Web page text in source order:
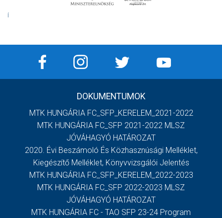
DOKUMENTUMOK
MTK HUNGÁRIA FC_SFP_KERELEM_2021-2022
MTK HUNGÁRIA FC_SFP 2021-2022 MLSZ
JÓVÁHAGYÓ HATÁROZAT
2020. Évi Beszámoló És Közhasznúsági Melléklet,
Kiegészítő Melléklet, Könyvvizsgálói Jelentés
MTK HUNGÁRIA FC_SFP_KERELEM_2022-2023
MTK HUNGÁRIA FC_SFP 2022-2023 MLSZ
JÓVÁHAGYÓ HATÁROZAT
MTK HUNGÁRIA FC - TAO SFP 23-24 Program